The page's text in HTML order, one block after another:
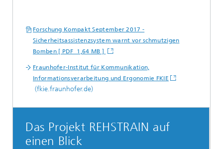
Forschung Kompakt September 2017 -
Sicherheitsassistenzsystem warnt vor schmutzigen
Bomben [ PDF 1,64 MB ]
Fraunhofer-Institut für Kommunikation,
Informationsverarbeitung und Ergonomie FKIE
(fkie.fraunhofer.de)
Das Projekt REHSTRAIN auf
einen Blick